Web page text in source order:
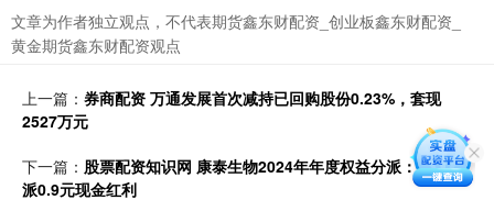
文章为作者独立观点，不代表期货鑫东财配资_创业板鑫东财配资_
黄金期货鑫东财配资观点
上一篇： 券商配资 万通发展首次减持已回购股份0.23%，套现
2527万元
下一篇： 股票配资知识网 康泰生物2024年年度权益分派：每10股
派0.9元现金红利